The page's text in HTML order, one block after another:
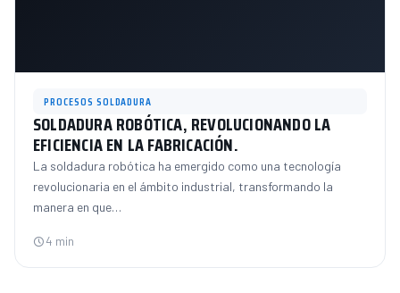
PROCESOS SOLDADURA
SOLDADURA ROBÓTICA, REVOLUCIONANDO LA
EFICIENCIA EN LA FABRICACIÓN.
La soldadura robótica ha emergido como una tecnología
revolucionaria en el ámbito industrial, transformando la
manera en que…
4 min